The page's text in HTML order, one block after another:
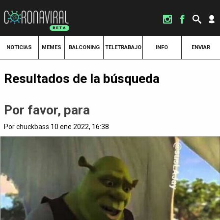
NOTICIAS MEMES BALCONING TELETRABAJO INFO ENVIAR
Resultados de la búsqueda
Por favor, para
Porchuckbass 10 ene 2022, 16:38